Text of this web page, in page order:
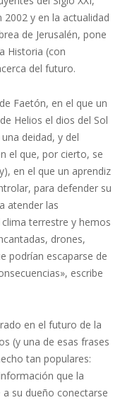
y en la actualidad
de Jerusalén, pone
Historia (con
del futuro.
Faetón, en el que un
Helios el dios del Sol
deidad, y del
el que, por cierto, se
en el que un aprendiz
para defender su
atender las
terrestre y hemos
drones,
podrían escaparse de
escribe
en el futuro de la
(y una de esas frases
tan populares:
que la
su dueño conectarse